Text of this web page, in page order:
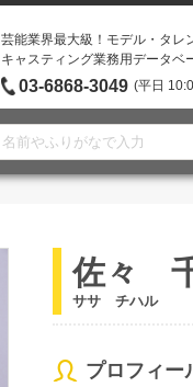
芸能業界最大級！モデル・タレ
キャスティング業務用データベ
03-6868-3049 (平日
佐々
ササ チハル
プロフィー